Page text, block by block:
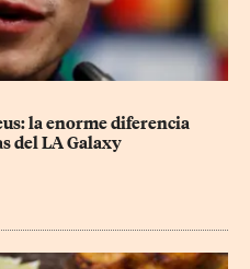
la enorme diferencia
del LA Galaxy